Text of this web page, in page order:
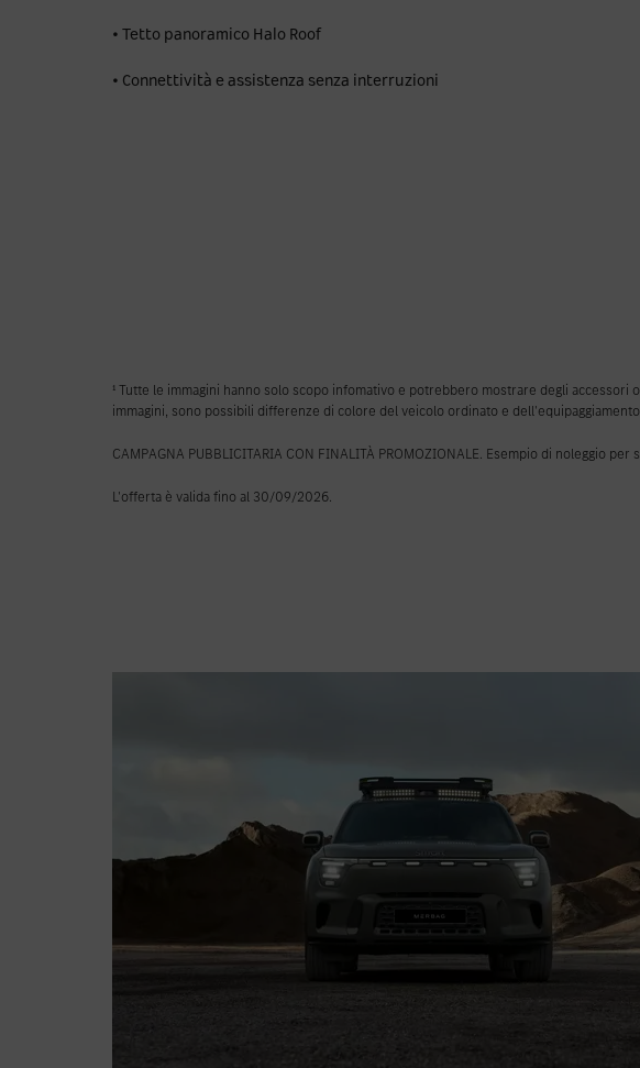
• Tetto panoramico Halo Roof
• Connettività e assistenza senza interruzioni
¹ Tutte le immagini hanno solo scopo infomativo e potrebbero mostrare degli
immagini, sono possibili differenze di colore del veicolo ordinato e
CAMPAGNA PUBBLICITARIA CON FINALITÀ PROMOZIONALE. Esempio di noleggio
L'offerta è valida fino al 30/09/2026.